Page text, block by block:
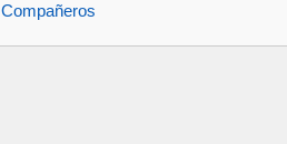
Compañeros